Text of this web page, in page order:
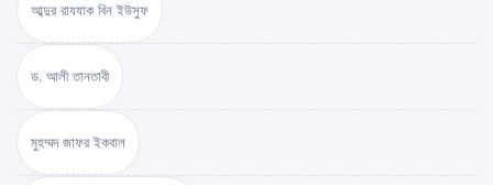
আব্দুর রাযযাক বিন ইউসুফ
ড. আলী তানতাবী
মুহম্মদ জাফর ইকবাল